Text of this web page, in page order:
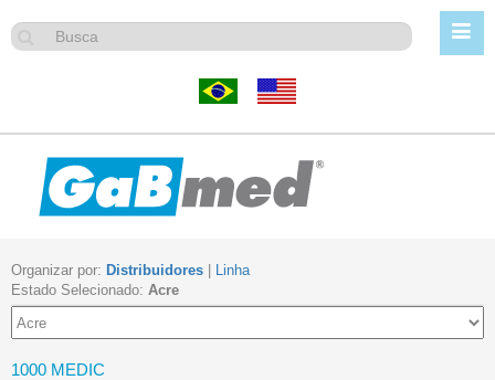
Organizar por: Distribuidores
Linha
Estado Selecionado: Acre
1000 MEDIC